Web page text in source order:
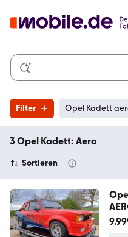
Filter Opel Kadett
3 Opel Kadett: Aero
Sortieren
aus